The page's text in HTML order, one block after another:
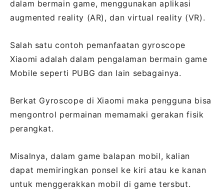
dalam bermain game, menggunakan aplikasi
augmented reality (AR), dan virtual reality (VR).
Salah satu contoh pemanfaatan gyroscope
Xiaomi adalah dalam pengalaman bermain game
Mobile seperti PUBG dan lain sebagainya.
Berkat Gyroscope di Xiaomi maka pengguna bisa
mengontrol permainan memamaki gerakan fisik
perangkat.
Misalnya, dalam game balapan mobil, kalian
dapat memiringkan ponsel ke kiri atau ke kanan
untuk menggerakkan mobil di game tersbut.